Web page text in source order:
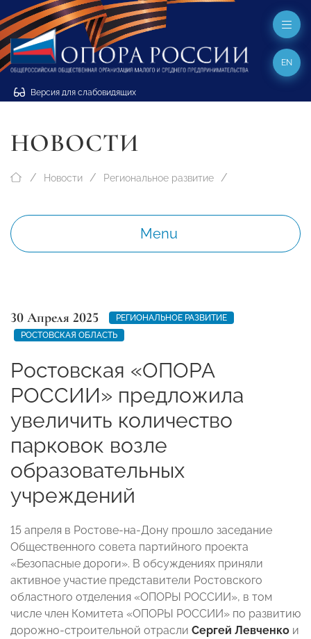
Версия для слабовидящих
EN
НОВОСТИ
Новости Региональное развитие
Menu
30 Апреля 2025
РЕГИОНАЛЬНОЕ РАЗВИТИЕ
РОСТОВСКАЯ ОБЛАСТЬ
Ростовская «ОПОРА
РОССИИ» предложила
увеличить количество
парковок возле
образовательных
учреждений
15 апреля в Ростове-на-Дону прошло заседание
Общественного совета партийного проекта
«Безопасные дороги». В обсуждениях приняли
активное участие представители Ростовского
областного отделения «ОПОРЫ РОССИИ», в том
числе член Комитета «ОПОРЫ РОССИИ» по развитию
дорожно-строительной отрасли Сергей Левченко и